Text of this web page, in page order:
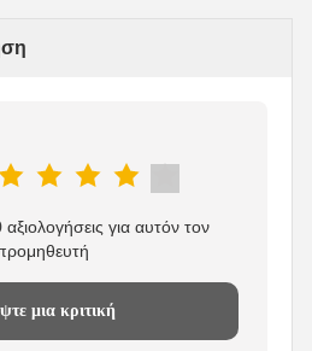
για αυτόν τον
μια κριτική